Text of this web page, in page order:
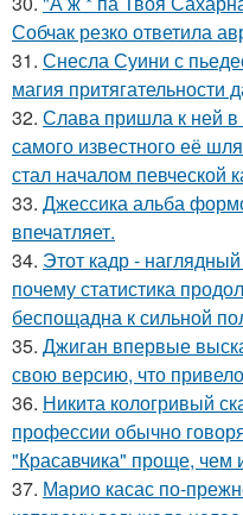
Собчак резко ответила
31. Снесла Суини с
магия притягательности
32. Слава пришла к ней в
самого известного её
стал началом певческой
33. Джессика альба
впечатляет.
34. Этот кадр -
почему статистика
беспощадна к сильной
35. Джиган впервые
свою версию, что
36. Никита кологривый
профессии обычно
"Красавчика" проще, чем
37. Марио касас по-